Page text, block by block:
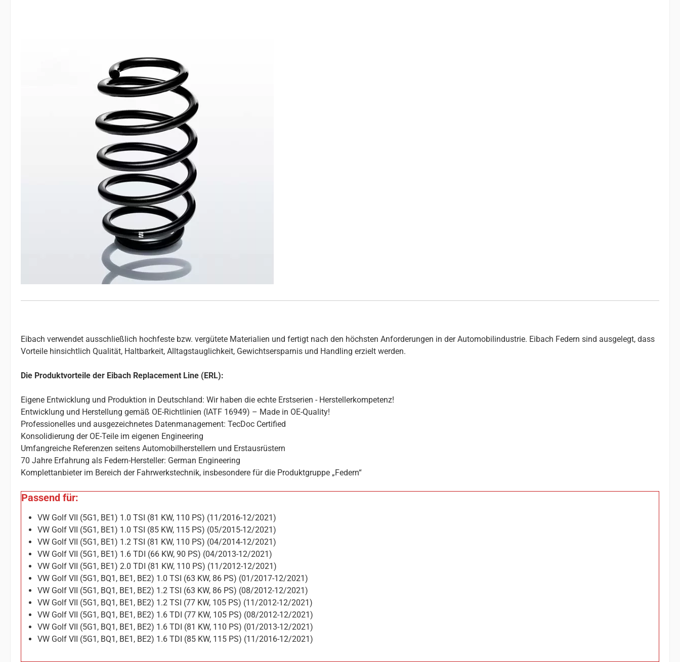
Eibach verwendet ausschließlich hochfeste bzw. vergütete Materialien und fertigt nach den höchsten Anforderungen in der Automobilindustrie. Eibach Federn sind ausgelegt, dass
Vorteile hinsichtlich Qualität, Haltbarkeit, Alltagstauglichkeit, Gewichtsersparnis und Handling erzielt werden.
Die Produktvorteile der Eibach Replacement Line (ERL):
Eigene Entwicklung und Produktion in Deutschland: Wir haben die echte Erstserien - Herstellerkompetenz!
Entwicklung und Herstellung gemäß OE-Richtlinien (IATF 16949) – Made in OE-Quality!
Professionelles und ausgezeichnetes Datenmanagement: TecDoc Certified
Konsolidierung der OE-Teile im eigenen Engineering
Umfangreiche Referenzen seitens Automobilherstellern und Erstausrüstern
70 Jahre Erfahrung als Federn-Hersteller: German Engineering
Komplettanbieter im Bereich der Fahrwerkstechnik, insbesondere für die Produktgruppe „Federn“
Passend für:
VW Golf VII (5G1, BE1) 1.0 TSI (81 KW, 110 PS) (11/2016-12/2021)
VW Golf VII (5G1, BE1) 1.0 TSI (85 KW, 115 PS) (05/2015-12/2021)
VW Golf VII (5G1, BE1) 1.2 TSI (81 KW, 110 PS) (04/2014-12/2021)
VW Golf VII (5G1, BE1) 1.6 TDI (66 KW, 90 PS) (04/2013-12/2021)
VW Golf VII (5G1, BE1) 2.0 TDI (81 KW, 110 PS) (11/2012-12/2021)
VW Golf VII (5G1, BQ1, BE1, BE2) 1.0 TSI (63 KW, 86 PS) (01/2017-12/2021)
VW Golf VII (5G1, BQ1, BE1, BE2) 1.2 TSI (63 KW, 86 PS) (08/2012-12/2021)
VW Golf VII (5G1, BQ1, BE1, BE2) 1.2 TSI (77 KW, 105 PS) (11/2012-12/2021)
VW Golf VII (5G1, BQ1, BE1, BE2) 1.6 TDI (77 KW, 105 PS) (08/2012-12/2021)
VW Golf VII (5G1, BQ1, BE1, BE2) 1.6 TDI (81 KW, 110 PS) (01/2013-12/2021)
VW Golf VII (5G1, BQ1, BE1, BE2) 1.6 TDI (85 KW, 115 PS) (11/2016-12/2021)